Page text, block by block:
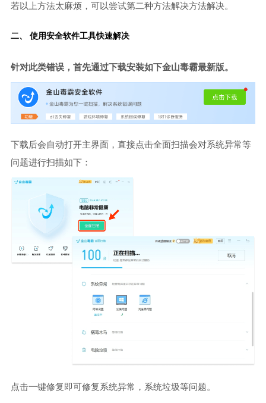
若以上方法太麻烦，可以尝试第二种方法解决方法解决。
二、 使用安全软件工具快速解决
针对此类错误，首先通过下载安装如下金山毒霸最新版。
下载后会自动打开主界面，直接点击全面扫描会对系统异常等
问题进行扫描如下：
点击一键修复即可修复系统异常，系统垃圾等问题。